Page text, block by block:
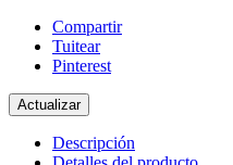
Compartir
Tuitear
Pinterest
Descripción